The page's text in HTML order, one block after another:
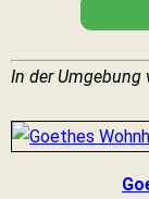
In der Umgebung